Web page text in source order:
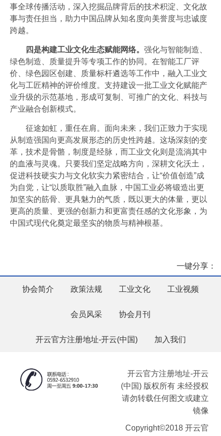
事全球传播活动，深入挖掘品牌背后的技术积淀、文化故
事与责任担当，助力中国品牌从知名度向美誉度与忠诚度
跨越。
四是构建工业文化生态赋能网络。 强化与智能制造、
绿色制造、质量提升等专项工作的协同。在智能工厂评
价、绿色园区创建、质量标杆遴选等工作中，融入工业文
化与工匠精神的评价维度。支持建设一批工业文化赋能产
业升级的示范基地，形成可复制、可推广的文化、科技与
产业融合创新模式。
征途如虹，重任在肩。面向未来，我们正致力于实现
从制造强国向更高发展形态的历史性跨越。这场深刻的变
革，技术是骨骼，制度是经脉，而工业文化则是流淌其中
的血液与灵魂。只要我们坚定战略方向，深耕文化沃土，
促进科技硬实力与文化软实力紧密结合，让“价值创造”成
为自觉，让“以质取胜”融入血脉，中国工业必将锻造出更
加坚实的筋骨、更具魅力的气质，既以更大的体量，更以
更高的质量、更强的创新力和更富责任感的文化形象，为
中国式现代化奠定最坚实的物质与精神根基。
一键分享：
协会简介 政策法规 工业文化 工业视频
会员风采 协会月刊
开云官方注册地址-开云(中国) 加入我们
开云官方注册地址-开云
(中国) 版权所有 未经授权
请勿转载任何图文或建立
镜像
Copyright©2018 开云官